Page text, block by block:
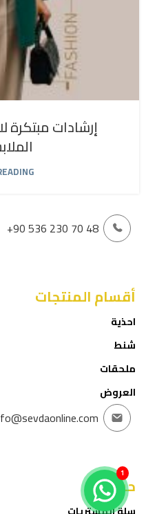
إرشادات مبتكرة
+90 536 230 70 48
أقسام المنتجات
احذية
شنط
ملحقات
العروض
حسابي
1